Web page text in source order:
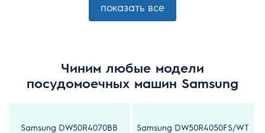
показать все
Чиним любые модели
посудомоечных машин Samsung
Samsung DW50R4070BB Samsung DW50R4050FS/WT